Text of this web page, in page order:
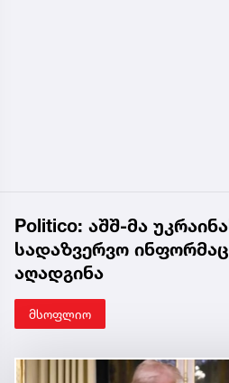
Politico: აშშ-მა
სადაზვერვო
აღადგინა
მსოფლიო